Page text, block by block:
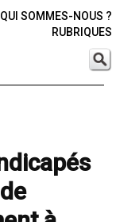
QUI SOMMES-NOUS ?
RUBRIQUES